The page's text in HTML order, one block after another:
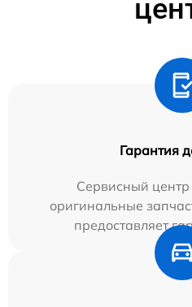
Гарантия
Сервисный центр
оригинальные
предоставляет